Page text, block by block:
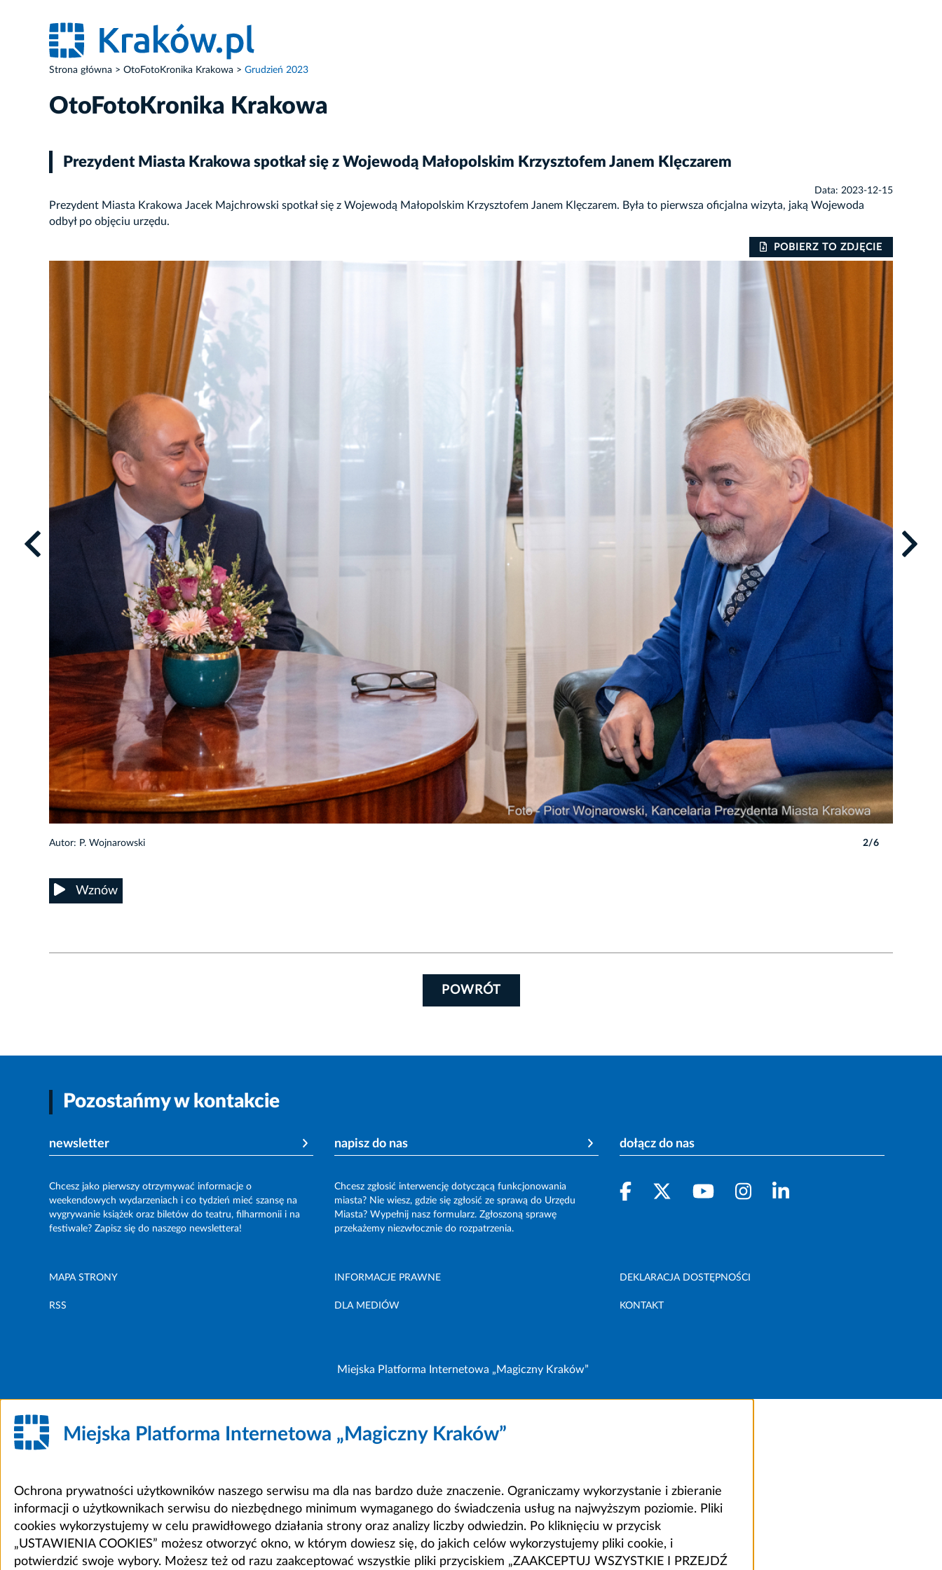
Strona główna OtoFotoKronika Krakowa Grudzień 2023
OtoFotoKronika Krakowa
Prezydent Miasta Krakowa spotkał się z Wojewodą Małopolskim Krzysztofem Janem Klęczarem
Data: 2023-12-15
Prezydent Miasta Krakowa Jacek Majchrowski spotkał się z Wojewodą Małopolskim Krzysztofem Janem Klęczarem. Była to pierwsza oficjalna wizyta, jaką Wojewoda
odbył po objęciu urzędu.
POBIERZ TO ZDJĘCIE
Autor: P. Wojnarowski 2/6
Wznów
POWRÓT
Pozostańmy w kontakcie
newsletter
Chcesz jako pierwszy otrzymywać informacje o
weekendowych wydarzeniach i co tydzień mieć szansę na
wygrywanie książek oraz biletów do teatru, filharmonii i na
festiwale? Zapisz się do naszego newslettera!
napisz do nas
Chcesz zgłosić interwencję dotyczącą funkcjonowania
miasta? Nie wiesz, gdzie się zgłosić ze sprawą do Urzędu
Miasta? Wypełnij nasz formularz. Zgłoszoną sprawę
przekażemy niezwłocznie do rozpatrzenia.
dołącz do nas
MAPA STRONY INFORMACJE PRAWNE DEKLARACJA DOSTĘPNOŚCI
RSS DLA MEDIÓW KONTAKT
Miejska Platforma Internetowa „Magiczny Kraków”
Miejska Platforma Internetowa „Magiczny Kraków”
Ochrona prywatności użytkowników naszego serwisu ma dla nas bardzo duże znaczenie. Ograniczamy wykorzystanie i zbieranie
informacji o użytkownikach serwisu do niezbędnego minimum wymaganego do świadczenia usług na najwyższym poziomie. Pliki
cookies wykorzystujemy w celu prawidłowego działania strony oraz analizy liczby odwiedzin. Po kliknięciu w przycisk
„USTAWIENIA COOKIES” możesz otworzyć okno, w którym dowiesz się, do jakich celów wykorzystujemy pliki cookie, i
potwierdzić swoje wybory. Możesz też od razu zaakceptować wszystkie pliki przyciskiem „ZAAKCEPTUJ WSZYSTKIE I PRZEJDŹ